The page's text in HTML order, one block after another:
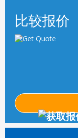
比较报价